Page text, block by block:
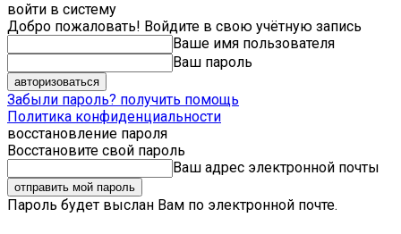
войти в систему
Добро пожаловать! Войдите в свою учётную запись
Ваше имя пользователя
Ваш пароль
Забыли пароль? получить помощь
Политика конфиденциальности
восстановление пароля
Восстановите свой пароль
Ваш адрес электронной почты
Пароль будет выслан Вам по электронной почте.